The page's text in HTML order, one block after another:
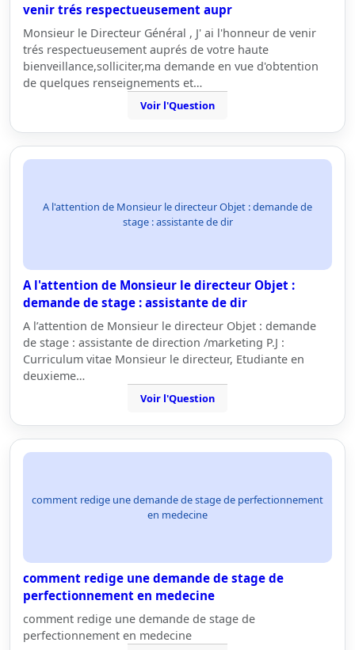
venir trés respectueusement aupr
Monsieur le Directeur Général , J' ai l'honneur de venir
trés respectueusement auprés de votre haute
bienveillance,solliciter,ma demande en vue d'obtention
de quelques renseignements et…
Voir l'Question
A l'attention de Monsieur le directeur Objet : demande de
stage : assistante de dir
A l'attention de Monsieur le directeur Objet :
demande de stage : assistante de dir
A l’attention de Monsieur le directeur Objet : demande
de stage : assistante de direction /marketing P.J :
Curriculum vitae Monsieur le directeur, Etudiante en
deuxieme…
Voir l'Question
comment redige une demande de stage de perfectionnement
en medecine
comment redige une demande de stage de
perfectionnement en medecine
comment redige une demande de stage de
perfectionnement en medecine